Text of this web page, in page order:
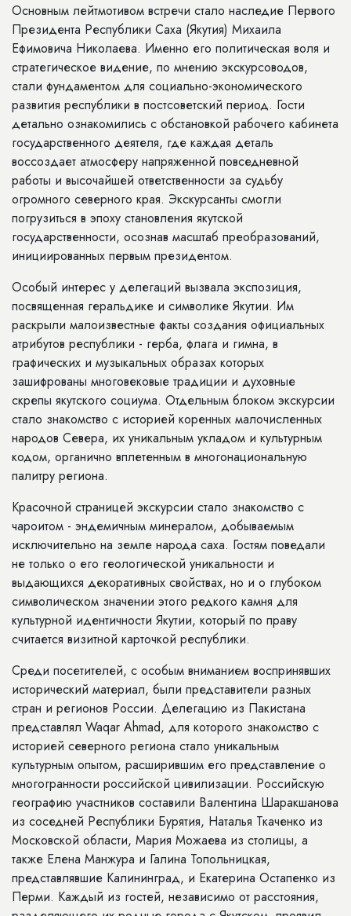
Основным лейтмотивом встречи стало наследие Первого
Президента Республики Саха (Якутия) Михаила
Ефимовича Николаева. Именно его политическая воля и
стратегическое видение, по мнению экскурсоводов,
стали фундаментом для социально-экономического
развития республики в постсоветский период. Гости
детально ознакомились с обстановкой рабочего кабинета
государственного деятеля, где каждая деталь
воссоздает атмосферу напряженной повседневной
работы и высочайшей ответственности за судьбу
огромного северного края. Экскурсанты смогли
погрузиться в эпоху становления якутской
государственности, осознав масштаб преобразований,
инициированных первым президентом.
Особый интерес у делегаций вызвала экспозиция,
посвященная геральдике и символике Якутии. Им
раскрыли малоизвестные факты создания официальных
атрибутов республики - герба, флага и гимна, в
графических и музыкальных образах которых
зашифрованы многовековые традиции и духовные
скрепы якутского социума. Отдельным блоком экскурсии
стало знакомство с историей коренных малочисленных
народов Севера, их уникальным укладом и культурным
кодом, органично вплетенным в многонациональную
палитру региона.
Красочной страницей экскурсии стало знакомство с
чароитом - эндемичным минералом, добываемым
исключительно на земле народа саха. Гостям поведали
не только о его геологической уникальности и
выдающихся декоративных свойствах, но и о глубоком
символическом значении этого редкого камня для
культурной идентичности Якутии, который по праву
считается визитной карточкой республики.
Среди посетителей, с особым вниманием воспринявших
исторический материал, были представители разных
стран и регионов России. Делегацию из Пакистана
представлял Waqar Ahmad, для которого знакомство с
историей северного региона стало уникальным
культурным опытом, расширившим его представление о
многогранности российской цивилизации. Российскую
географию участников составили Валентина Шаракшанова
из соседней Республики Бурятия, Наталья Ткаченко из
Московской области, Мария Можаева из столицы, а
также Елена Манжура и Галина Топольницкая,
представлявшие Калининград, и Екатерина Остапенко из
Перми. Каждый из гостей, независимо от расстояния,